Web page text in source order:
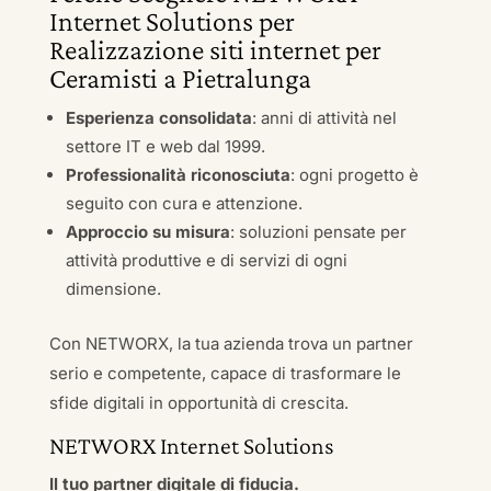
Internet Solutions per
Realizzazione siti internet per
Ceramisti a Pietralunga
Esperienza consolidata: anni di attività nel
settore IT e web dal 1999.
Professionalità riconosciuta: ogni progetto è
seguito con cura e attenzione.
Approccio su misura: soluzioni pensate per
attività produttive e di servizi di ogni
dimensione.
Con NETWORX, la tua azienda trova un partner
serio e competente, capace di trasformare le
sfide digitali in opportunità di crescita.
NETWORX Internet Solutions
Il tuo partner digitale di fiducia.